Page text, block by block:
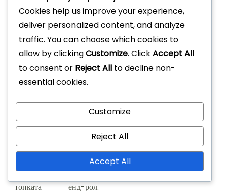
силен защитник може да поеме ролята на защита на
най-добрия стрелец на противника. Това стратегическо
съответствие може да доведе до подобрена сплотеност
на отбора и представяне.
Сила на
Фокусирайте се върху игри от
периметъра и разширяване.
Обработка на
топката
Използвайте изолационни игри и пик-
енд-рол.
Cookies help us improve your experience,
deliver personalized content, and analyze
traffic. You can choose which cookies to
allow by clickingCustomize. ClickAccept All
to consent or Reject All to decline non-
essential cookies.
Customize
Reject All
Accept All